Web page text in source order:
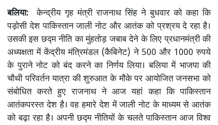
बलिया: केन्द्रीय गृह मंत्री राजनाथ सिंह ने बुधवार को कहा कि
पड़ोसी देश पाकिस्तान जाली नोट और आतंक को प्रश्रय दे रहा है।
उसकी इस छद्म नीति का मुंहतोड़ जबाब देने के लिए प्रधानमंत्री की
अध्यक्षता में केंद्रीय मंत्रिमंडल (कैबिनेट) ने 500 और 1000 रुपये
के पुराने नोट को बंद करने का निर्णय लिया। बलिया में भाजपा की
चौथी परिवर्तन यात्रा की शुरुआत के मौके पर आयोजित जनसभा को
संबोधित करते हुए राजनाथ ने आज यहां कहा कि पाकिस्तान
आतंकपरस्त देश है। वह हमारे देश में जाली नोट के माध्यम से आतंक
को बढ़ा रहा है। अपनी छद्म नीतियों के चलते पाकिस्तान आज विश्व